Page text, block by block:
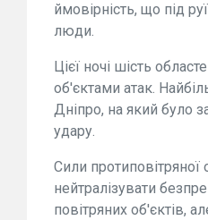
ймовірність, що під
люди.
Цієї ночі шість
об'єктами атак.
Дніпро, на який було
удару.
Сили протиповітряної
нейтралізувати
повітряних об'єктів,